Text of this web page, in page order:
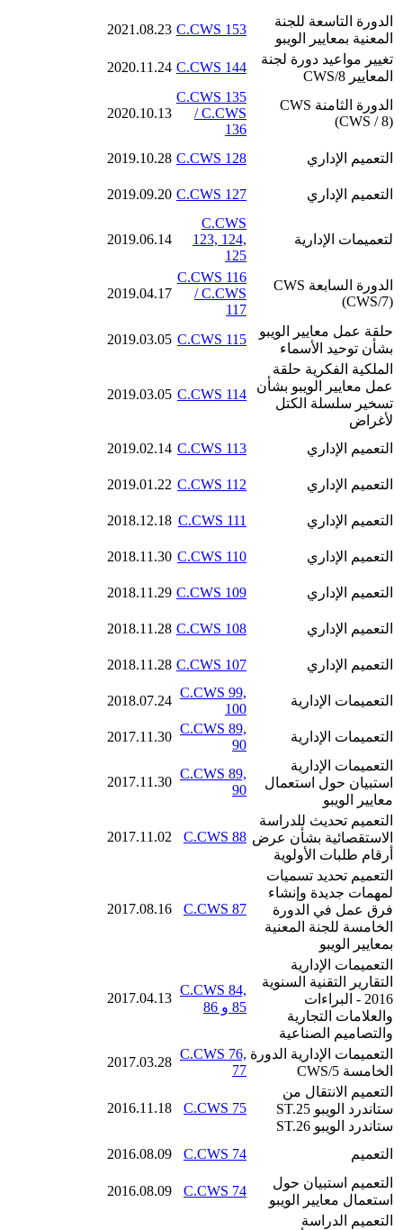
الدورة التاسعة للجنة
المعنية بمعايير الويبو
C.CWS 153
2021.08.23
تغيير مواعيد دورة لجنة
المعايير CWS/8
C.CWS 144
2020.11.24
الدورة الثامنة CWS
(CWS / 8)
C.CWS 135
/ C.CWS
136
2020.10.13
التعميم الإداري C.CWS 128
2019.10.28
التعميم الإداري C.CWS 127
2019.09.20
لتعميمات الإدارية
C.CWS
123, 124,
125
2019.06.14
الدورة السابعة CWS
(CWS/7)
C.CWS 116
/ C.CWS
117
2019.04.17
حلقة عمل معايير الويبو
بشأن توحيد الأسماء
C.CWS 115
2019.03.05
الملكية الفكرية حلقة
عمل معايير الويبو بشأن
تسخير سلسلة الكتل
لأغراض
C.CWS 114
2019.03.05
التعميم الإداري C.CWS 113
2019.02.14
التعميم الإداري C.CWS 112
2019.01.22
التعميم الإداري C.CWS 111
2018.12.18
التعميم الإداري C.CWS 110
2018.11.30
التعميم الإداري C.CWS 109
2018.11.29
التعميم الإداري C.CWS 108
2018.11.28
التعميم الإداري C.CWS 107
2018.11.28
التعميمات الإدارية
C.CWS 99,
100
2018.07.24
التعميمات الإدارية
C.CWS 89,
90
2017.11.30
التعميمات الإدارية
استبيان حول استعمال
معايير الويبو
C.CWS 89,
90
2017.11.30
التعميم تحديث للدراسة
الاستقصائية بشأن عرض
أرقام طلبات الأولوية
C.CWS 88
2017.11.02
التعميم تحديد تسميات
لمهمات جديدة وإنشاء
فرق عمل في الدورة
الخامسة للجنة المعنية
بمعايير الويبو
C.CWS 87
2017.08.16
التعميمات الإدارية
التقارير التقنية السنوية
2016 - البراءات
والعلامات التجارية
والتصاميم الصناعية
C.CWS 84,
85 و 86
2017.04.13
التعميمات الإدارية الدورة
الخامسة CWS/5
C.CWS 76,
77
2017.03.28
التعميم الانتقال من
ستاندرد الويبو ST.25
ستاندرد الويبو ST.26
C.CWS 75
2016.11.18
التعميم C.CWS 74
2016.08.09
التعميم استبيان حول
استعمال معايير الويبو
C.CWS 74
2016.08.09
التعميم الدراسة